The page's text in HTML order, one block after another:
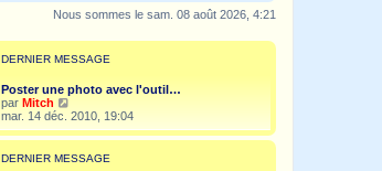
Nous sommes le sam. 08 août 2026, 4:21
DERNIER MESSAGE
Poster une photo avec l'outil…
par Mitch
o
i
r
l
mar. 14 déc. 2010, 19:04
DERNIER MESSAGE